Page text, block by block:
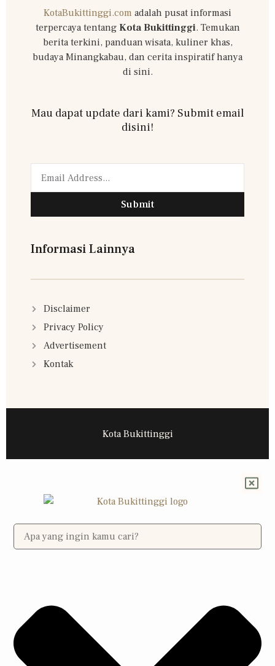
KotaBukittinggi.com adalah pusat informasi
terpercaya tentang Kota Bukittinggi. Temukan
berita terkini, panduan wisata, kuliner khas,
budaya Minangkabau, dan cerita inspiratif hanya
di sini.
Mau dapat update dari kami? Submit email
disini!
Submit
Informasi Lainnya
Disclaimer
Privacy Policy
Advertisement
Kontak
Kota Bukittinggi